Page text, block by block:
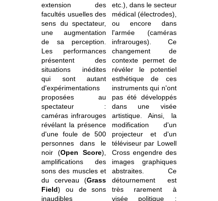
extension des
facultés usuelles des
sens du spectateur,
une augmentation
de sa perception.
Les performances
présentent des
situations inédites
qui sont autant
d'expérimentations
proposées au
spectateur :
caméras infrarouges
révélant la présence
d'une foule de 500
personnes dans le
noir (Open Score),
amplifications des
sons des muscles et
du cerveau (Grass
Field) ou de sons
inaudibles
etc.), dans le secteur
médical (électrodes),
ou encore dans
l'armée (caméras
infrarouges). Ce
changement de
contexte permet de
révéler le potentiel
esthétique de ces
instruments qui n'ont
pas été développés
dans une visée
artistique. Ainsi, la
modification d'un
projecteur et d'un
téléviseur par Lowell
Cross engendre des
images graphiques
abstraites. Ce
détournement est
très rarement à
visée politique :